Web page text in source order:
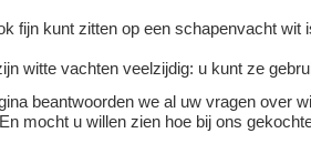
fijn kunt zitten op een schapenvacht wit
witte vachten veelzijdig: u kunt ze
beantwoorden we al uw vragen over
mocht u willen zien hoe bij ons